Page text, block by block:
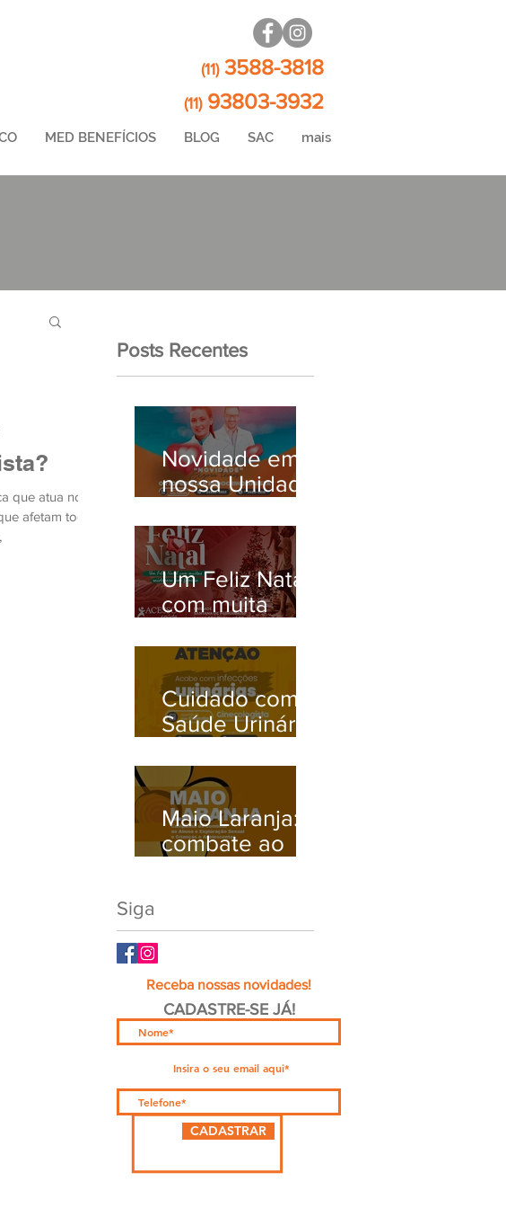
MED BENEFÍCIOS BLOG SAC mais
(11)3588-3818
(11)93803-3932
que atua no
afetam todo
Posts Recentes
Novidade em
nossa Unidade
Parnaíba/SP!
Um Feliz Natal
com muita
toda família.
Cuidado com a
Saúde Urinária:
Problemas de
Infecção e
Busque Ajuda
Médica.
Maio Laranja:
combate ao
Siga
Receba nossas novidades!
CADASTRE-SE JÁ!
CADASTRAR